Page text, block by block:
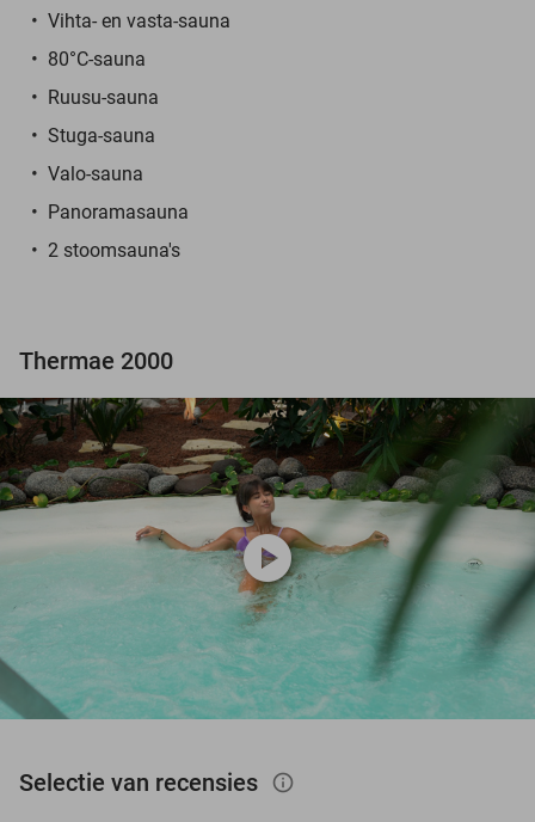
Vihta- en vasta-sauna
80°C-sauna
Ruusu-sauna
Stuga-sauna
Valo-sauna
Panoramasauna
2 stoomsauna's
Thermae 2000
play_circle
Selectie van recensies info_outlined